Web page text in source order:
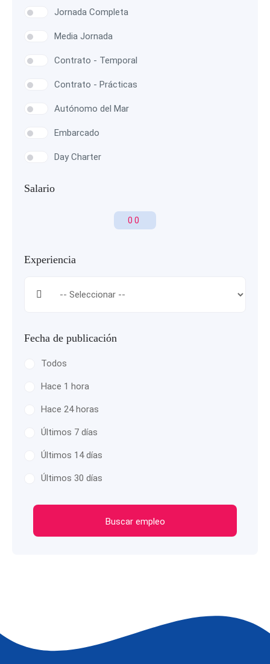
Jornada Completa
Media Jornada
Contrato - Temporal
Contrato - Prácticas
Autónomo del Mar
Embarcado
Day Charter
Salario
0 0
Experiencia
Fecha de publicación
Todos
Hace 1 hora
Hace 24 horas
Últimos 7 días
Últimos 14 días
Últimos 30 días
Buscar empleo